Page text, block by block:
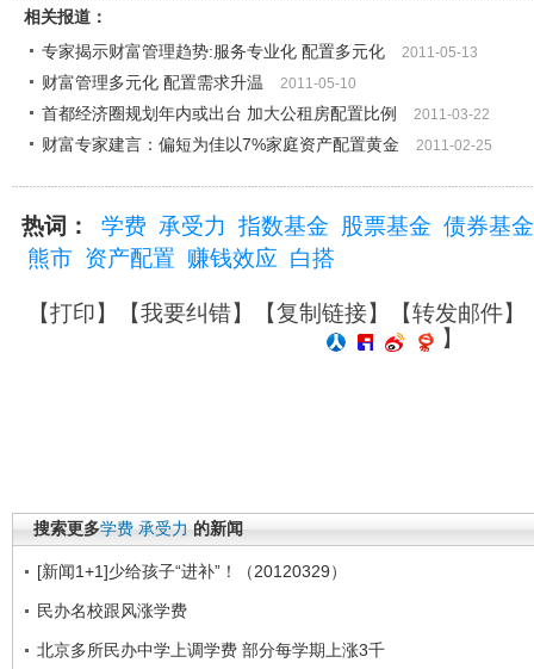
相关报道：
专家揭示财富管理趋势:服务专业化 配置多元化
2011-05-13
财富管理多元化 配置需求升温 2011-05-10
首都经济圈规划年内或出台 加大公租房配置比例 2011-03-22
财富专家建言：偏短为佳以7%家庭资产配置黄金 2011-02-25
热词： 学费 承受力 指数基金 股票基金 债券基金
熊市 资产配置 赚钱效应 白搭
【打印】【我要纠错】【复制链接】【转发邮件】
】
搜索更多学费 承受力 的新闻
[新闻1+1]少给孩子“进补”！（20120329）
民办名校跟风涨学费
北京多所民办中学上调学费 部分每学期上涨3千